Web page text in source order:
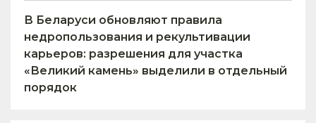
В Беларуси обновляют правила
недропользования и рекультивации
карьеров: разрешения для участка
«Великий камень» выделили в отдельный
порядок